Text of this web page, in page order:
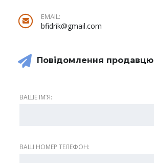
EMAIL:
bfidrik@gmail.com
Повідомлення продавцю
ВАШЕ ІМʼЯ:
ВАШ НОМЕР ТЕЛЕФОН: